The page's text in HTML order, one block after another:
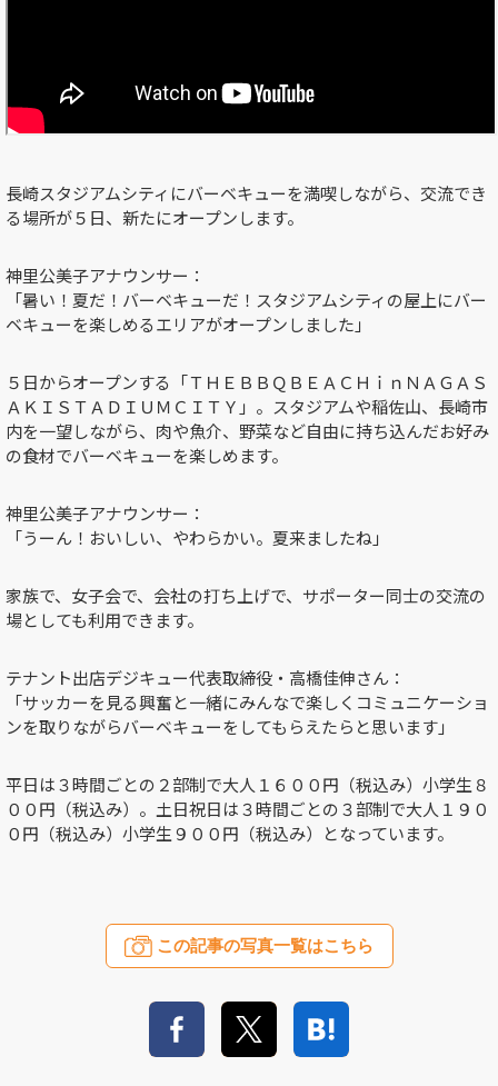
長崎スタジアムシティにバーベキューを満喫しながら、交流でき
る場所が５日、新たにオープンします。
神里公美子アナウンサー：
「暑い！夏だ！バーベキューだ！スタジアムシティの屋上にバー
ベキューを楽しめるエリアがオープンしました」
５日からオープンする「ＴＨＥＢＢＱＢＥＡＣＨｉｎＮＡＧＡＳ
ＡＫＩＳＴＡＤＩＵＭＣＩＴＹ」。スタジアムや稲佐山、長崎市
内を一望しながら、肉や魚介、野菜など自由に持ち込んだお好み
の食材でバーベキューを楽しめます。
神里公美子アナウンサー：
「うーん！おいしい、やわらかい。夏来ましたね」
家族で、女子会で、会社の打ち上げで、サポーター同士の交流の
場としても利用できます。
テナント出店デジキュー代表取締役・高橋佳伸さん：
「サッカーを見る興奮と一緒にみんなで楽しくコミュニケーショ
ンを取りながらバーベキューをしてもらえたらと思います」
平日は３時間ごとの２部制で大人１６００円（税込み）小学生８
００円（税込み）。土日祝日は３時間ごとの３部制で大人１９０
０円（税込み）小学生９００円（税込み）となっています。
この記事の写真一覧はこちら